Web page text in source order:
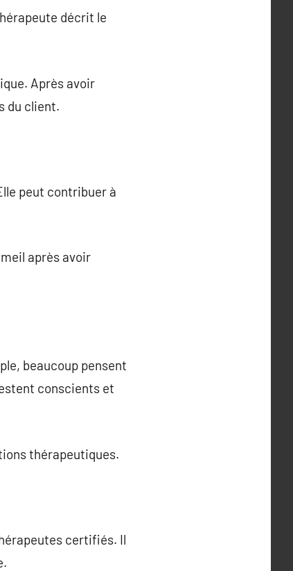
décrit le
Après avoir
du client.
peut contribuer à
après avoir
beaucoup pensent
conscients et
thérapeutiques.
certifiés. Il